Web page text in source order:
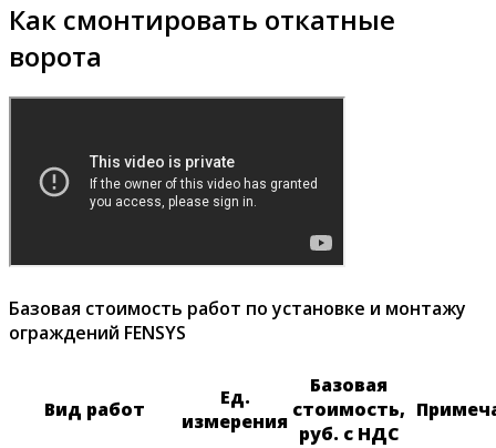
Как смонтировать откатные
ворота
Базовая стоимость работ по установке и монтажу
ограждений FENSYS
Вид работ
Ед.
измерения
Базовая
стоимость,
руб. с НДС